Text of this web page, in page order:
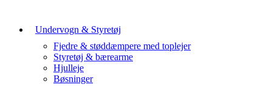
Undervogn & Styretøj
Fjedre & støddæmpere med toplejer
Styretøj & bærearme
Hjulleje
Bøsninger